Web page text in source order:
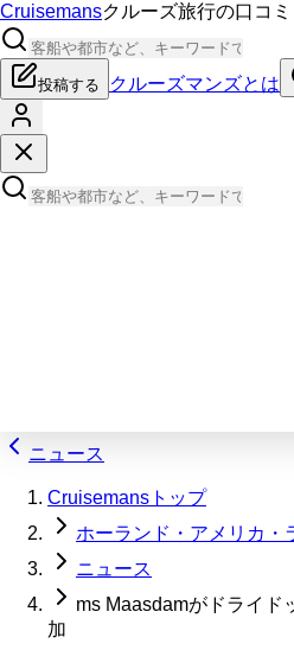
Cruisemansクルーズ旅行の口コ
投稿する クルーズマンズとは
ニュース
Cruisemansトップ
ホーランド・アメリカ・
ニュース
ms Maasdamがドライド
加